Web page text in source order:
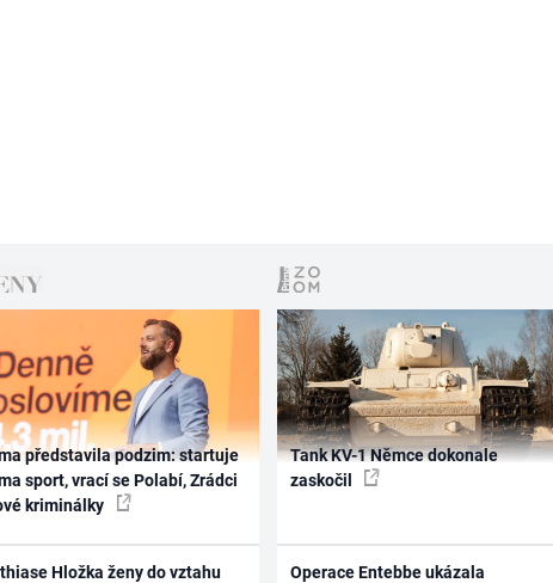
představila podzim: startuje
sport, vrací se Polabí, Zrádci
kriminálky
Hložka ženy do vztahu
Tank KV-1 Němce dokonale
zaskočil
Operace Entebbe ukázala